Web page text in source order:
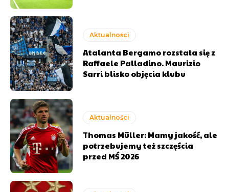
Aktualności
Atalanta Bergamo rozstała się z
Raffaele Palladino. Maurizio
Sarri blisko objęcia klubu
Aktualności
Thomas Müller: Mamy jakość, ale
potrzebujemy też szczęścia
przed MŚ 2026